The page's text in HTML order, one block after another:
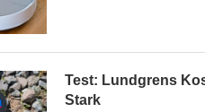
Test: Lundgrens
Stark